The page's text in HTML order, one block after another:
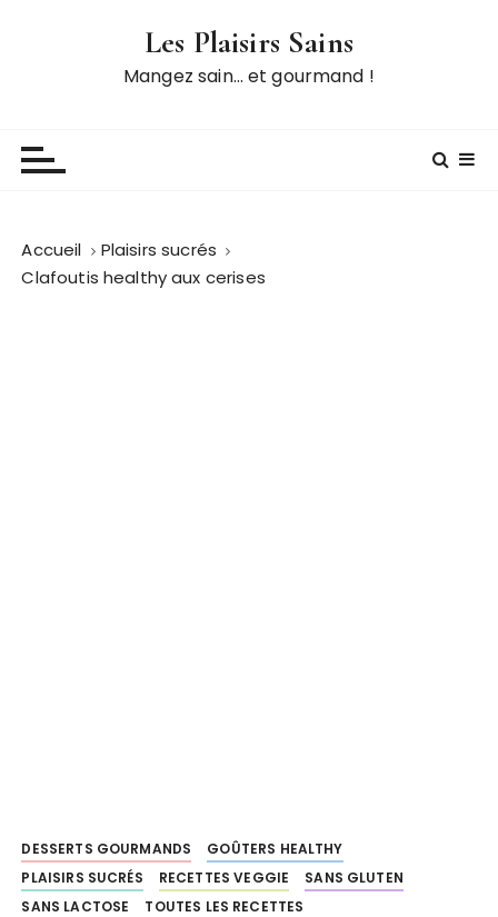
Les Plaisirs Sains
Mangez sain… et gourmand !
Accueil
Plaisirs sucrés
Clafoutis healthy aux cerises
DESSERTS GOURMANDS
GOÛTERS HEALTHY
PLAISIRS SUCRÉS
RECETTES VEGGIE
SANS GLUTEN
SANS LACTOSE
TOUTES LES RECETTES